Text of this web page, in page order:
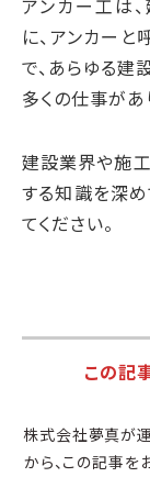
アンカー工は
に、アンカー
で、あらゆる建
多くの仕事があ
建設業界や施
する知識を深
てください。
この記
株式会社夢真が
から、この記事を